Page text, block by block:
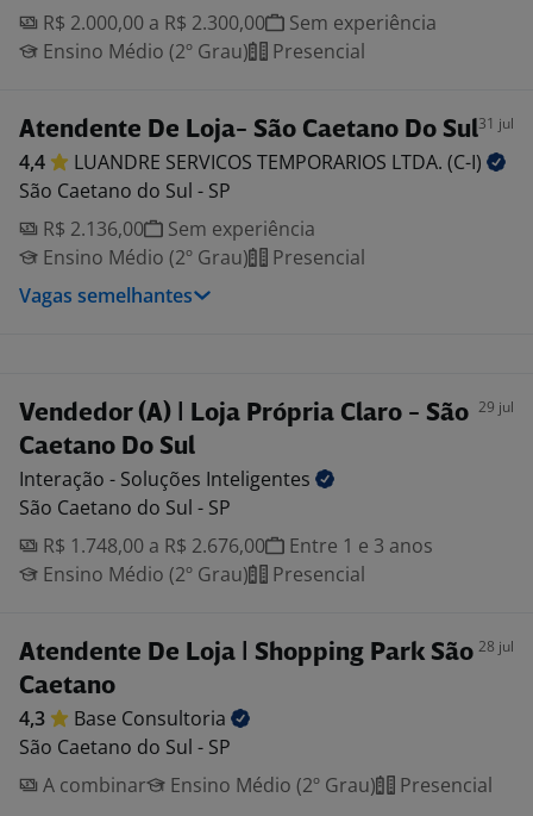
R$ 2.000,00 a R$ 2.300,00
Sem experiência
Ensino Médio (2º Grau)
Presencial
Atendente De Loja- São Caetano Do Sul31 jul
4,4 LUANDRE SERVICOS TEMPORARIOS LTDA. (C-I)
São Caetano do Sul - SP
R$ 2.136,00
Sem experiência
Ensino Médio (2º Grau)
Presencial
Vagas semelhantes
Vendedor (A) | Loja Própria Claro - São
Caetano Do Sul
29 jul
Interação - Soluções Inteligentes
São Caetano do Sul - SP
R$ 1.748,00 a R$ 2.676,00
Entre 1 e 3 anos
Ensino Médio (2º Grau)
Presencial
Atendente De Loja | Shopping Park São
Caetano
28 jul
4,3 Base Consultoria
São Caetano do Sul - SP
A combinar
Ensino Médio (2º Grau) Presencial